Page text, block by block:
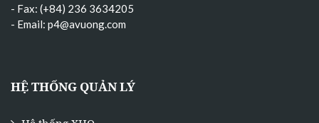
- Fax: (+84) 236 3634205
- Email: p4@avuong.com
HỆ THỐNG QUẢN LÝ